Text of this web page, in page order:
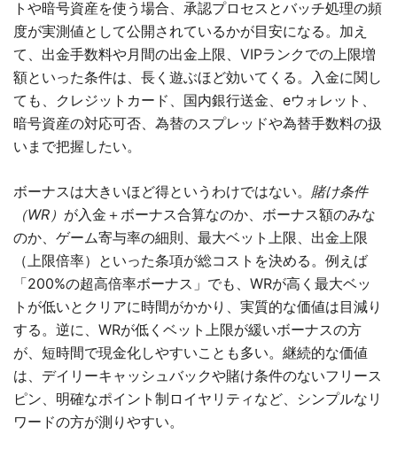
トや暗号資産を使う場合、承認プロセスとバッチ処理の頻
度が実測値として公開されているかが目安になる。加え
て、出金手数料や月間の出金上限、VIPランクでの上限増
額といった条件は、長く遊ぶほど効いてくる。入金に関し
ても、クレジットカード、国内銀行送金、eウォレット、
暗号資産の対応可否、為替のスプレッドや為替手数料の扱
いまで把握したい。
ボーナスは大きいほど得というわけではない。 賭け条件
（WR） が入金＋ボーナス合算なのか、ボーナス額のみな
のか、ゲーム寄与率の細則、最大ベット上限、出金上限
（上限倍率）といった条項が総コストを決める。例えば
「200%の超高倍率ボーナス」でも、WRが高く最大ベッ
トが低いとクリアに時間がかかり、実質的な価値は目減り
する。逆に、WRが低くベット上限が緩いボーナスの方
が、短時間で現金化しやすいことも多い。継続的な価値
は、デイリーキャッシュバックや賭け条件のないフリース
ピン、明確なポイント制ロイヤリティなど、シンプルなリ
ワードの方が測りやすい。